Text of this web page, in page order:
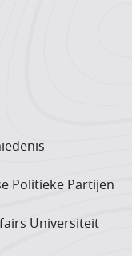
Politieke Partijen
Universiteit